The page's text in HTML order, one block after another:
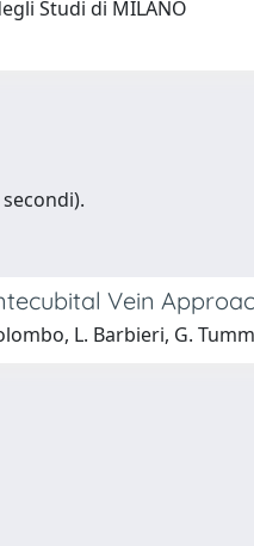
Studi di MILANO
Vein
L. Barbieri, G.